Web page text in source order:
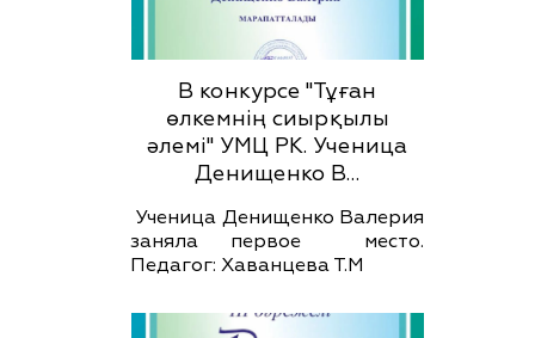
В конкурсе "Тұған
өлкемнің сиырқылы
әлемі" УМЦ РК. Ученица
Денищенко В…
Ученица Денищенко Валерия
заняла первое место.
Педагог: Хаванцева Т.М